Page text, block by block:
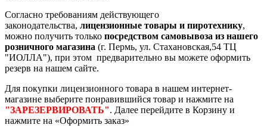
Согласно требованиям действующего
законодательства, лицензионные товары и пиротехнику,
можно получить только посредством самовывоза из нашего
розничного магазина (г. Пермь, ул. Стахановская,54 ТЦ
"ИОЛЛА"), при этом предварительно вы можете оформить
резерв на нашем сайте.
Для покупки лицензионного товара в нашем интернет-
магазине выберите понравившийся товар и нажмите на
"ЗАРЕЗЕРВИРОВАТЬ". Далее перейдите в Корзину и
нажмите на «Оформить заказ»